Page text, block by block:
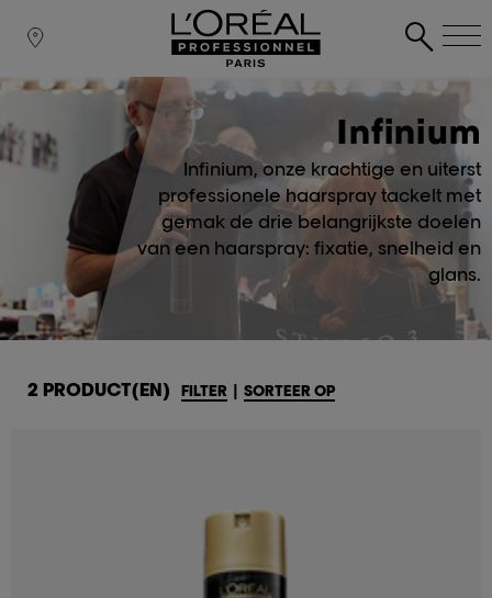
Infinium
Infinium, onze krachtige en uiterst
professionele haarspray tackelt met
gemak de drie belangrijkste doelen
van een haarspray: fixatie, snelheid en
glans.
2 PRODUCT(EN) FILTER SORTEER OP